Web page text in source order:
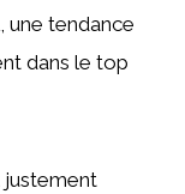
une tendance
dans le top
justement